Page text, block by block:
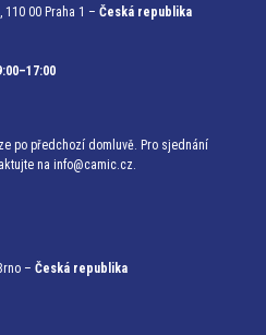
110 00 Praha 1 – Česká republika
po předchozí domluvě. Pro sjednání
na info@camic.cz.
– Česká republika